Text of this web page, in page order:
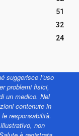
51
32
24
suggerisce l’uso
problemi fisici,
un medico. Nel
contenute in
responsabilità.
non